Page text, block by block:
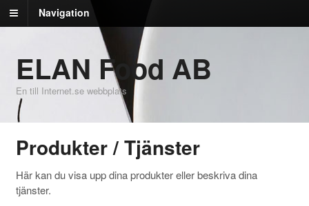
Navigation
ELAN Food AB
En till Internet.se webbplats
Produkter / Tjänster
Här kan du visa upp dina produkter eller beskriva dina
tjänster.